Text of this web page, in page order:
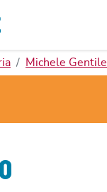
Michele Gentile